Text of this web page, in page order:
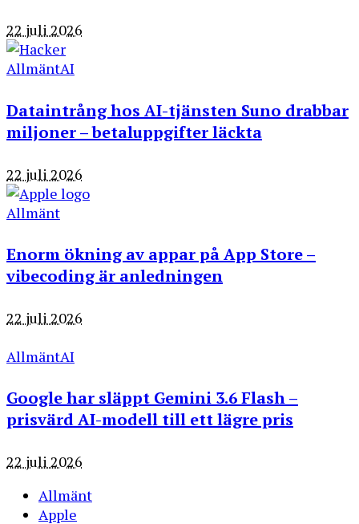
22 juli 2026
AllmäntAI
Dataintrång hos AI-tjänsten Suno drabbar
miljoner – betaluppgifter läckta
22 juli 2026
Allmänt
Enorm ökning av appar på App Store –
vibecoding är anledningen
22 juli 2026
AllmäntAI
Google har släppt Gemini 3.6 Flash –
prisvärd AI-modell till ett lägre pris
22 juli 2026
Allmänt
Apple